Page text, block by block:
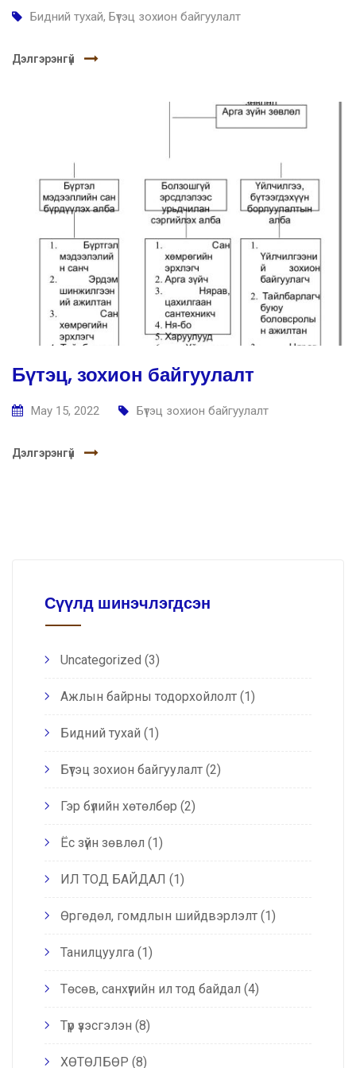
Бидний тухай, Бүтэц зохион байгуулалт
Дэлгэрэнгүй
Бүтэц, зохион байгуулалт
May 15, 2022 Бүтэц зохион байгуулалт
Дэлгэрэнгүй
Сүүлд шинэчлэгдсэн
Uncategorized (3)
Ажлын байрны тодорхойлолт (1)
Бидний тухай (1)
Бүтэц зохион байгуулалт (2)
Гэр бүлийн хөтөлбөр (2)
Ёс зүйн зөвлөл (1)
ИЛ ТОД БАЙДАЛ (1)
Өргөдөл, гомдлын шийдвэрлэлт (1)
Танилцуулга (1)
Төсөв, санхүүгийн ил тод байдал (4)
Түр үзэсгэлэн (8)
ХӨТӨЛБӨР (8)